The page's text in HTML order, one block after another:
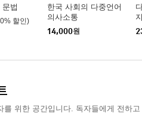
법
할인)
한국 사회의 다중언어
의사소통
14,000원
를 위한 공간입니다. 독자들에게 전하